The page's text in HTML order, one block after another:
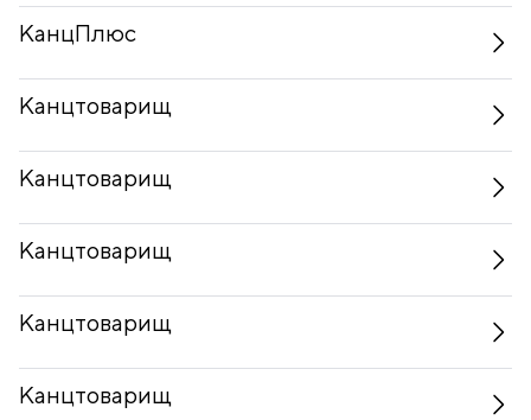
КанцПлюс
Канцтоварищ
Канцтоварищ
Канцтоварищ
Канцтоварищ
Канцтоварищ